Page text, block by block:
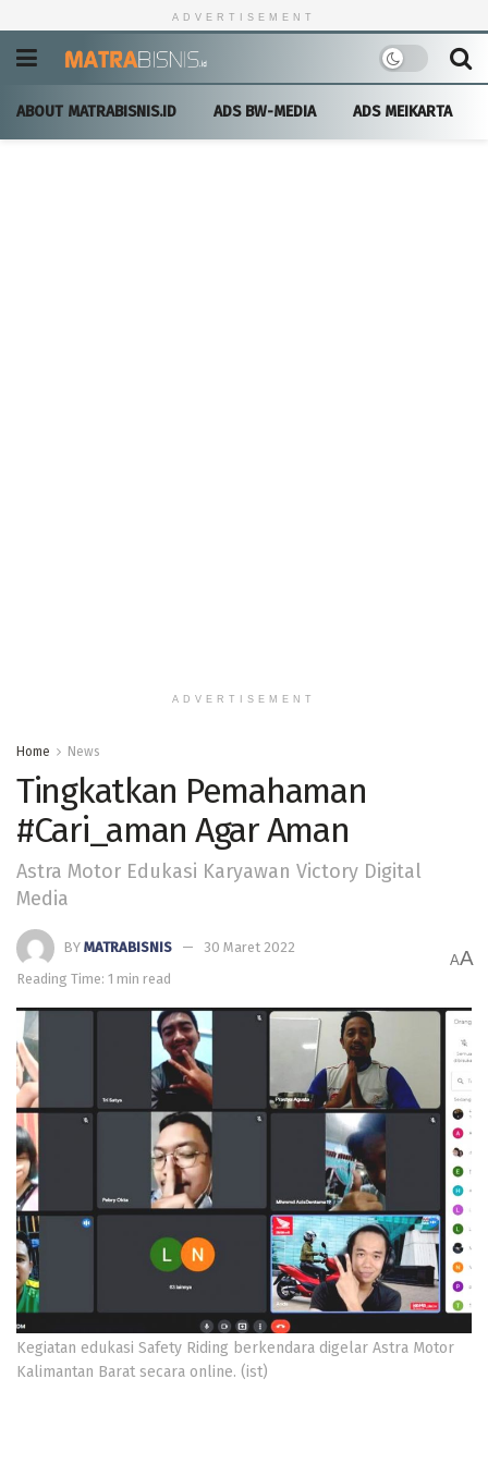
ADVERTISEMENT
ABOUT MATRABISNIS.ID ADS BW-MEDIA ADS MEIKARTA
ADVERTISEMENT
Home News
Tingkatkan Pemahaman
#Cari_aman Agar Aman
Astra Motor Edukasi Karyawan Victory Digital
Media
BY MATRABISNIS
30 Maret 2022
Reading Time: 1 min read
AA
Kegiatan edukasi Safety Riding berkendara digelar Astra Motor
Kalimantan Barat secara online. (ist)